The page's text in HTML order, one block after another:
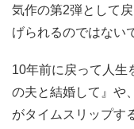
気作の第2弾として
げられるのではない
10年前に戻って人生
の夫と結婚して』や
がタイムスリップす